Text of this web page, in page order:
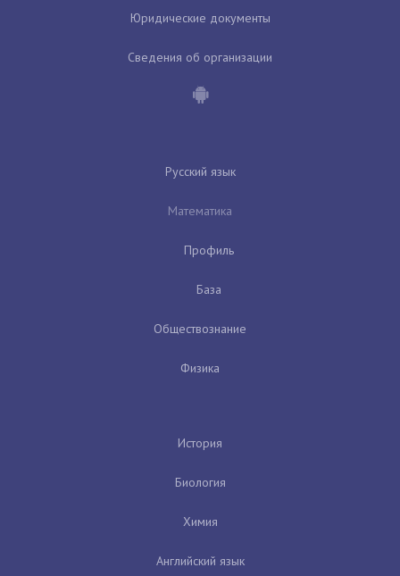
Юридические документы
Сведения об организации
Русский язык
Математика
Профиль
База
Обществознание
Физика
История
Биология
Химия
Английский язык